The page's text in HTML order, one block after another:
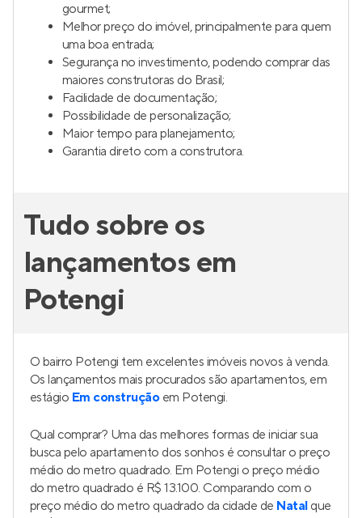
gourmet;
Melhor preço do imóvel, principalmente para quem
uma boa entrada;
Segurança no investimento, podendo comprar das
maiores construtoras do Brasil;
Facilidade de documentação;
Possibilidade de personalização;
Maior tempo para planejamento;
Garantia direto com a construtora.
Tudo sobre os
lançamentos em
Potengi
O bairro Potengi tem excelentes imóveis novos à venda.
Os lançamentos mais procurados são apartamentos, em
estágio Em construçãoem Potengi.
Qual comprar? Uma das melhores formas de iniciar sua
busca pelo apartamento dos sonhos é consultar o preço
médio do metro quadrado. Em Potengi o preço médio
do metro quadrado é R$ 13.100. Comparando com o
preço médio do metro quadrado da cidade de Natalque